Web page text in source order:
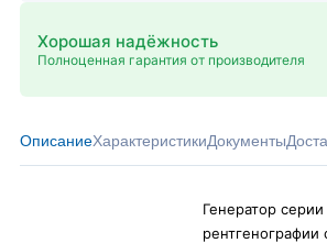
Хорошая надёжность
Полноценная гарантия от производителя
ОписаниеХарактеристикиДокументы
Генератор
рентгенографии